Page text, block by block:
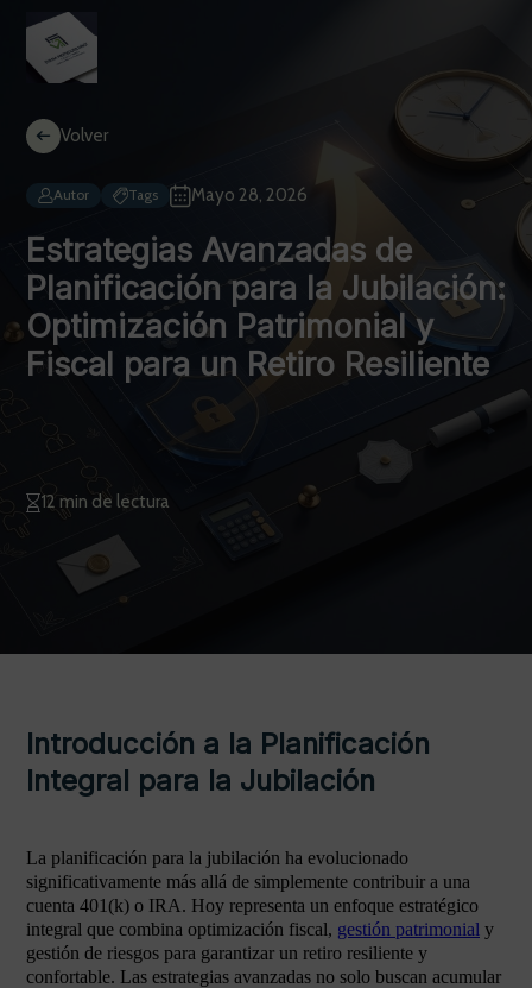
Volver
Autor Tags Mayo 28, 2026
Estrategias Avanzadas de
Planificación para la Jubilación:
Optimización Patrimonial y
Fiscal para un Retiro Resiliente
12 min de lectura
Introducción a la Planificación
Integral para la Jubilación
La planificación para la jubilación ha evolucionado
significativamente más allá de simplemente contribuir a una
cuenta 401(k) o IRA. Hoy representa un enfoque estratégico
integral que combina optimización fiscal, gestión patrimonial y
gestión de riesgos para garantizar un retiro resiliente y
confortable. Las estrategias avanzadas no solo buscan acumular